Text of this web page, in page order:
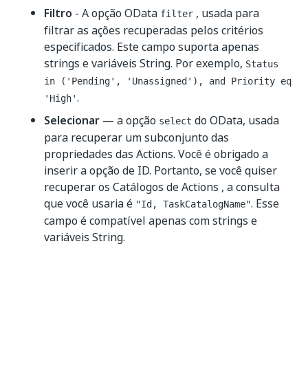
Filtro - A opção OData filter , usada para
filtrar as ações recuperadas pelos critérios
especificados. Este campo suporta apenas
strings e variáveis String. Por exemplo, Status
in ('Pending', 'Unassigned'), and Priority eq
'High'.
Selecionar — a opção select do OData, usada
para recuperar um subconjunto das
propriedades das Actions. Você é obrigado a
inserir a opção de ID. Portanto, se você quiser
recuperar os Catálogos de Actions , a consulta
que você usaria é "Id, TaskCatalogName". Esse
campo é compatível apenas com strings e
variáveis String.